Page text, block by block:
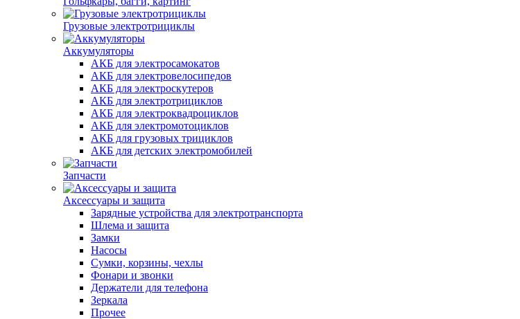
Грузовые электротрициклы
Аккумуляторы
АКБ для электросамокатов
АКБ для электровелосипедов
АКБ для электроскутеров
АКБ для электротрициклов
АКБ для электроквадроциклов
АКБ для электромотоциклов
АКБ для грузовых трициклов
АКБ для детских электромобилей
Запчасти
Аксессуары и защита
Зарядные устройства для электротранспорта
Шлема и защита
Замки
Насосы
Сумки, корзины, чехлы
Фонари и звонки
Держатели для телефона
Зеркала
Прочее